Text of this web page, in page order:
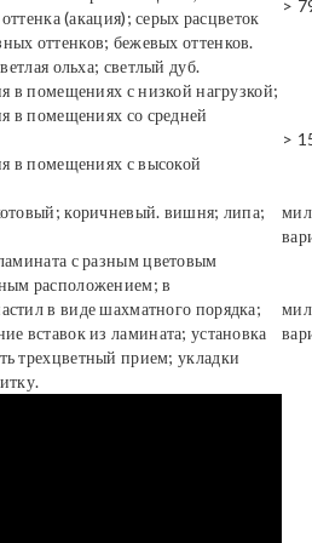
(акация); серых расцветок
оттенков; бежевых оттенков.
ольха; светлый дуб.
>
в помещениях с низкой нагрузкой;
в помещениях со средней
в помещениях с высокой
>
коричневый. вишня; липа;
с разным цветовым
расположением; в
в виде шахматного порядка;
вставок из ламината; установка
трехцветный прием; укладки